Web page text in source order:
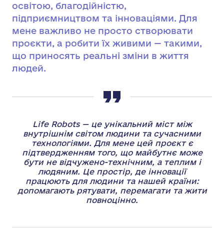
освітою, благодійністю,
підприємництвом та інноваціями. Для
мене важливо не просто створювати
проєкти, а робити їх живими — такими,
що приносять реальні зміни в життя
людей.
Life Robots — це унікальний міст між
внутрішнім світом людини та сучасними
технологіями. Для мене цей проєкт є
підтвердженням того, що майбутнє може
бути не відчужено-технічним, а теплим і
людяним. Це простір, де інновації
працюють для людини та нашей країни:
допомагають рятувати, перемагати та жити
повноцінно.